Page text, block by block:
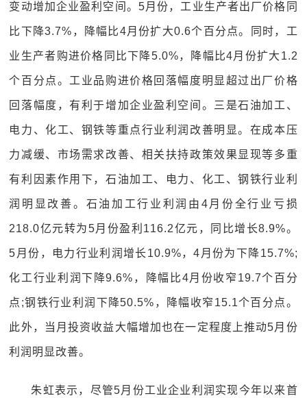
变动增加企业盈利空间。5月份，工业生产者出厂价格同
比下降3.7%，降幅比4月份扩大0.6个百分点。同时，工
业生产者购进价格同比下降5.0%，降幅比4月份扩大1.2
个百分点。工业品购进价格回落幅度明显超过出厂价格
回落幅度，有利于增加企业盈利空间。三是石油加工、
电力、化工、钢铁等重点行业利润改善明显。在成本压
力减缓、市场需求改善、相关扶持政策效果显现等多重
有利因素作用下，石油加工、电力、化工、钢铁行业利
润明显改善。石油加工行业利润由4月份全行业亏损
218.0亿元转为5月份盈利116.2亿元，同比增长8.9%。
5月份，电力行业利润增长10.9%，4月份为下降15.7%;
化工行业利润下降9.6%，降幅比4月份收窄19.7个百分
点;钢铁行业利润下降50.5%，降幅收窄15.1个百分点。
此外，当月投资收益大幅增加也在一定程度上推动5月份
利润明显改善。
朱虹表示，尽管5月份工业企业利润实现今年以来首